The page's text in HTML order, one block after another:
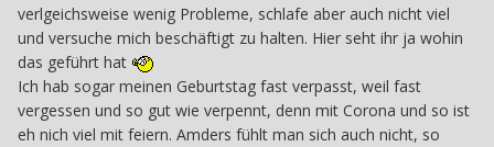
verlgeichsweise wenig Probleme, schlafe aber auch nicht viel
und versuche mich beschäftigt zu halten. Hier seht ihr ja wohin
das geführt hat
Ich hab sogar meinen Geburtstag fast verpasst, weil fast
vergessen und so gut wie verpennt, denn mit Corona und so ist
eh nich viel mit feiern. Amders fühlt man sich auch nicht, so